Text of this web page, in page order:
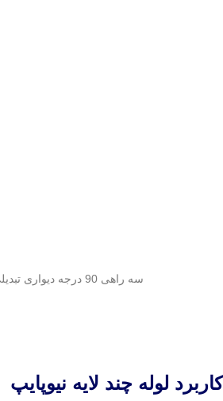
سه راهی 90 درجه دیواری تبدیلی کوپلی نیوپایپ
کاربرد لوله چند لایه نیوپایپ